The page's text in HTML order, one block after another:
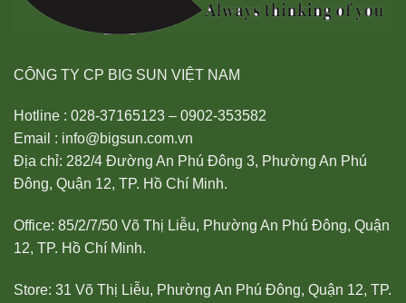
CÔNG TY CP BIG SUN VIỆT NAM
Hotline : 028-37165123 – 0902-353582
Email : info@bigsun.com.vn
Địa chỉ: 282/4 Đường An Phú Đông 3, Phường An Phú
Đông, Quận 12, TP. Hồ Chí Minh.
Office: 85/2/7/50 Võ Thị Liễu, Phường An Phú Đông, Quận
12, TP. Hồ Chí Minh.
Store: 31 Võ Thị Liễu, Phường An Phú Đông, Quận 12, TP.